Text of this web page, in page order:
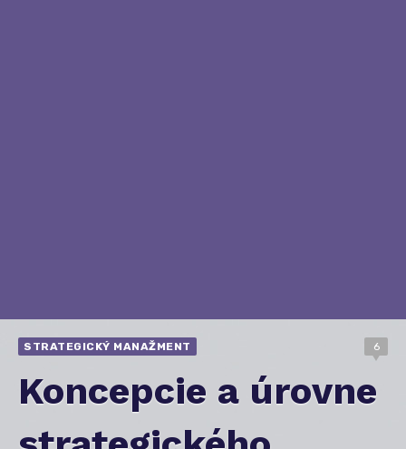
STRATEGICKÝ MANAŽMENT 6
Koncepcie a úrovne